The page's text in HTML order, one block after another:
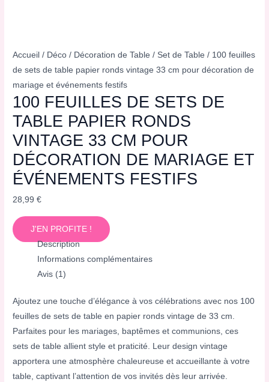
Accueil / Déco / Décoration de Table / Set de Table / 100 feuilles
de sets de table papier ronds vintage 33 cm pour décoration de
mariage et événements festifs
100 FEUILLES DE SETS DE
TABLE PAPIER RONDS
VINTAGE 33 CM POUR
DÉCORATION DE MARIAGE ET
ÉVÉNEMENTS FESTIFS
28,99€
J'EN PROFITE !
Description
Informations complémentaires
Avis (1)
Ajoutez une touche d’élégance à vos célébrations avec nos 100
feuilles de sets de table en papier ronds vintage de 33 cm.
Parfaites pour les mariages, baptêmes et communions, ces
sets de table allient style et praticité. Leur design vintage
apportera une atmosphère chaleureuse et accueillante à votre
table, captivant l’attention de vos invités dès leur arrivée.